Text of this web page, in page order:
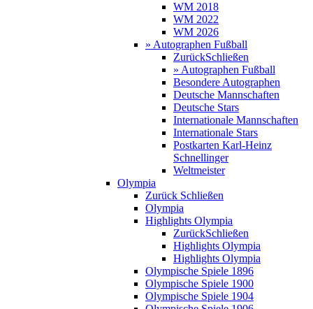
WM 2018
WM 2022
WM 2026
» Autographen Fußball
ZurückSchließen
» Autographen Fußball
Besondere Autographen
Deutsche Mannschaften
Deutsche Stars
Internationale Mannschaften
Internationale Stars
Postkarten Karl-Heinz
Schnellinger
Weltmeister
Olympia
Zurück Schließen
Olympia
Highlights Olympia
ZurückSchließen
Highlights Olympia
Highlights Olympia
Olympische Spiele 1896
Olympische Spiele 1900
Olympische Spiele 1904